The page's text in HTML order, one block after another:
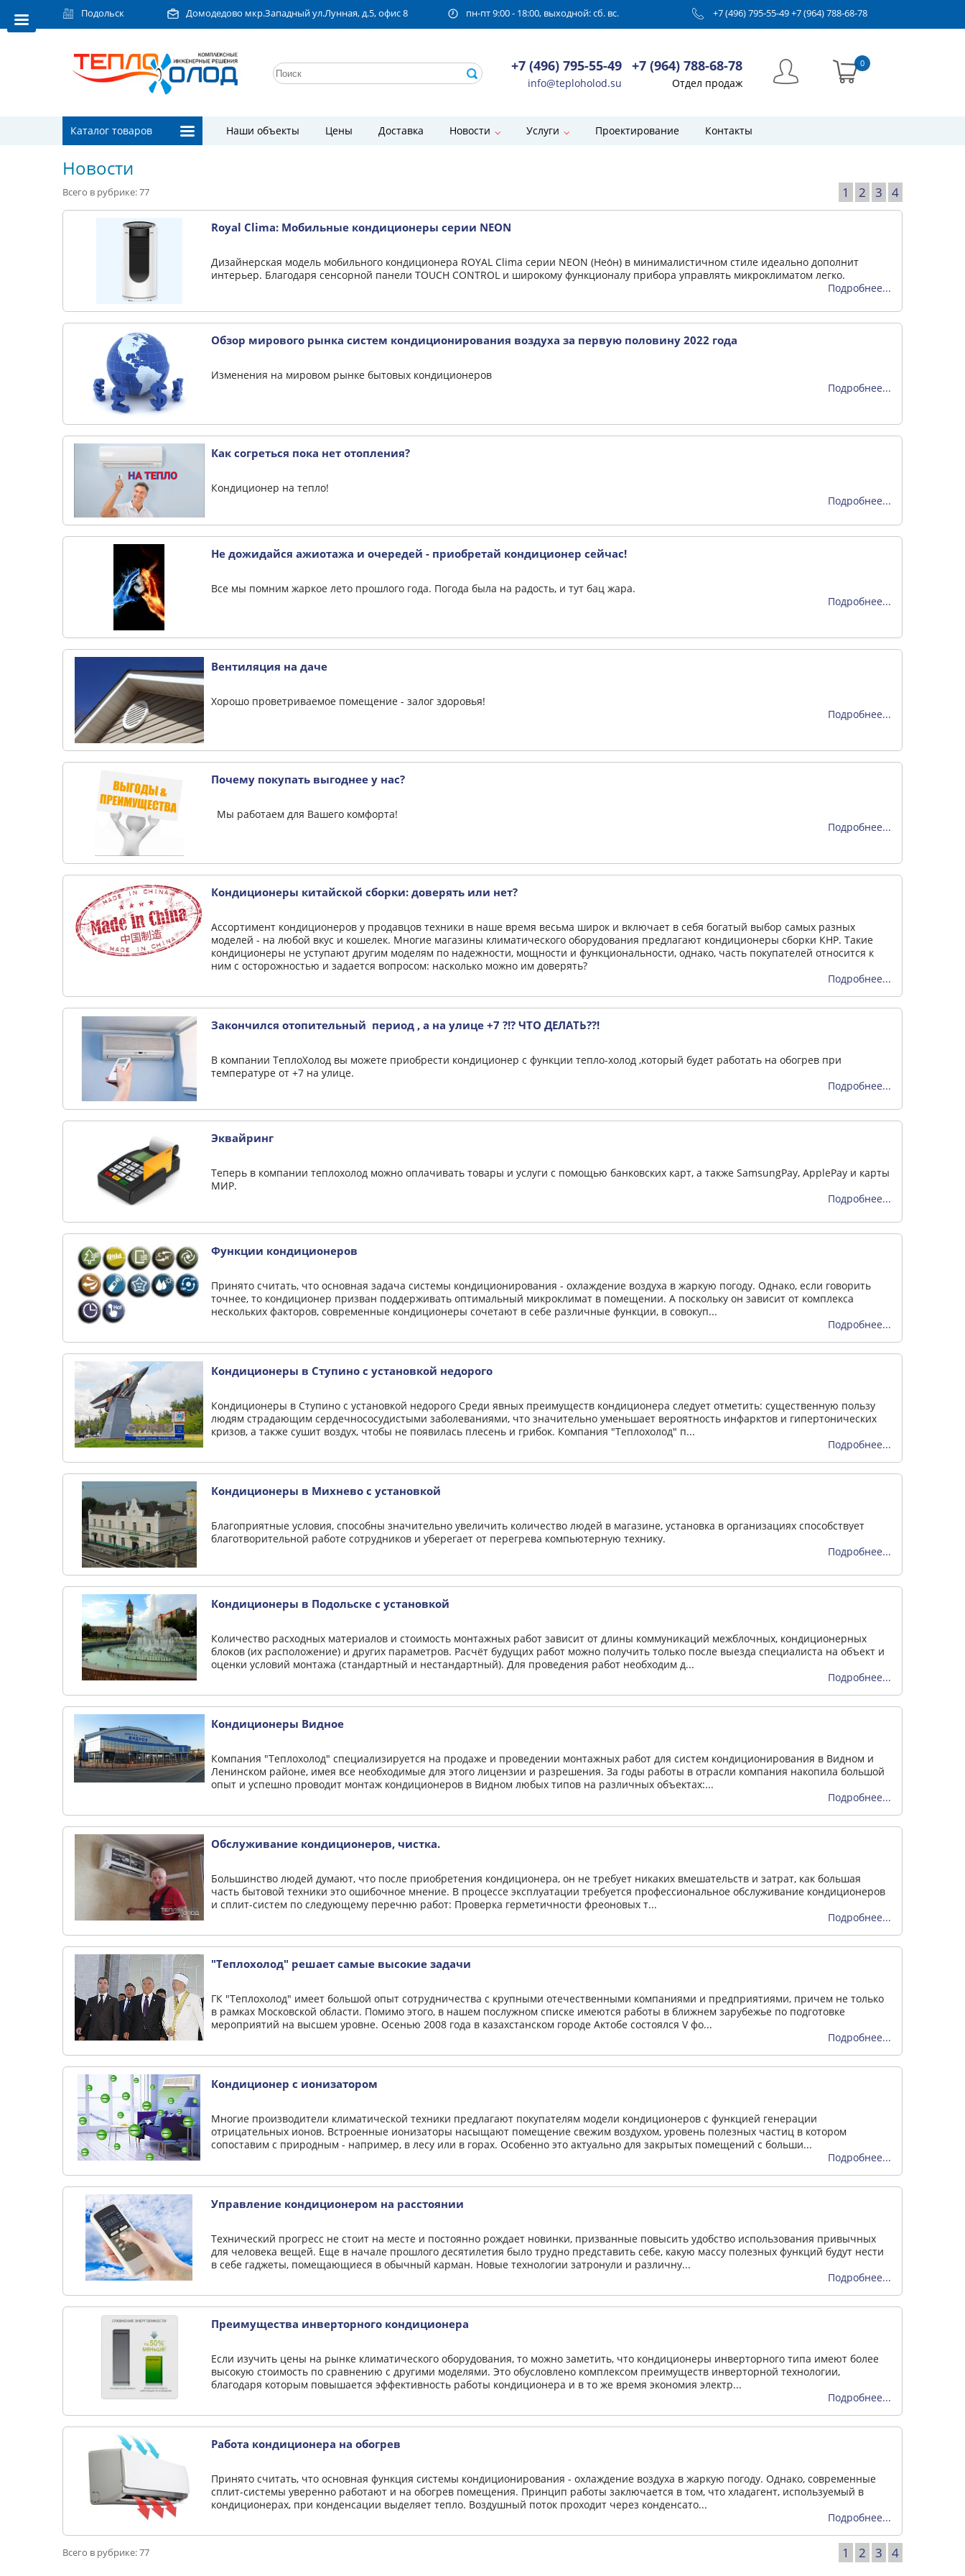
Подольск Домодедово мкр.Западный ул.Лунная, д.5, офис 8 пн-пт 9:00 - 18:00, выходной: сб. вс. +7 (496) 795-55-49+7 (964) 788-68-78
+7 (496) 795-55-49
info@teploholod.su
+7 (964) 788-68-78
Отдел продаж
0
Каталог товаров Наши объекты Цены Доставка Новости Услуги Проектирование Контакты
Новости
Всего в рубрике: 77 1 2 3 4
Royal Clima: Мобильные кондиционеры серии NEON
Дизайнерская модель мобильного кондиционера ROYAL Clima серии NEON (Нео́н) в минималистичном стиле идеально дополнит
интерьер. Благодаря сенсорной панели TOUCH CONTROL и широкому функционалу прибора управлять микроклиматом легко.
Подробнее...
Обзор мирового рынка систем кондиционирования воздуха за первую половину 2022 года
Изменения на мировом рынке бытовых кондиционеров
Подробнее...
Как согреться пока нет отопления?
Кондиционер на тепло!
Подробнее...
Не дожидайся ажиотажа и очередей - приобретай кондиционер сейчас!
Все мы помним жаркое лето прошлого года. Погода была на радость, и тут бац жара.
Подробнее...
Вентиляция на даче
Хорошо проветриваемое помещение - залог здоровья!
Подробнее...
Почему покупать выгоднее у нас?
Мы работаем для Вашего комфорта!
Подробнее...
Кондиционеры китайской сборки: доверять или нет?
Ассортимент кондиционеров у продавцов техники в наше время весьма широк и включает в себя богатый выбор самых разных
моделей - на любой вкус и кошелек. Многие магазины климатического оборудования предлагают кондиционеры сборки КНР. Такие
кондиционеры не уступают другим моделям по надежности, мощности и функциональности, однако, часть покупателей относится к
ним с осторожностью и задается вопросом: насколько можно им доверять?
Подробнее...
Закончился отопительный период , а на улице +7 ?!? ЧТО ДЕЛАТЬ??!
В компании ТеплоХолод вы можете приобрести кондиционер с функции тепло-холод ,который будет работать на обогрев при
температуре от +7 на улице.
Подробнее...
Эквайринг
Теперь в компании теплохолод можно оплачивать товары и услуги с помощью банковских карт, а также SamsungPay, ApplePay и карты
МИР.
Подробнее...
Функции кондиционеров
Принято считать, что основная задача системы кондиционирования - охлаждение воздуха в жаркую погоду. Однако, если говорить
точнее, то кондиционер призван поддерживать оптимальный микроклимат в помещении. А поскольку он зависит от комплекса
нескольких факторов, современные кондиционеры сочетают в себе различные функции, в совокуп...
Подробнее...
Кондиционеры в Ступино с установкой недорого
Кондиционеры в Ступино с установкой недорого Среди явных преимуществ кондиционера следует отметить: существенную пользу
людям страдающим сердечнососудистыми заболеваниями, что значительно уменьшает вероятность инфарктов и гипертонических
кризов, а также сушит воздух, чтобы не появилась плесень и грибок. Компания "Теплохолод" п...
Подробнее...
Кондиционеры в Михнево с установкой
Благоприятные условия, способны значительно увеличить количество людей в магазине, установка в организациях способствует
благотворительной работе сотрудников и уберегает от перегрева компьютерную технику.
Подробнее...
Кондиционеры в Подольске с установкой
Количество расходных материалов и стоимость монтажных работ зависит от длины коммуникаций межблочных, кондиционерных
блоков (их расположение) и других параметров. Расчёт будущих работ можно получить только после выезда специалиста на объект и
оценки условий монтажа (стандартный и нестандартный). Для проведения работ необходим д...
Подробнее...
Кондиционеры Видное
Компания "Теплохолод" специализируется на продаже и проведении монтажных работ для систем кондиционирования в Видном и
Ленинском районе, имея все необходимые для этого лицензии и разрешения. За годы работы в отрасли компания накопила большой
опыт и успешно проводит монтаж кондиционеров в Видном любых типов на различных объектах:...
Подробнее...
Обслуживание кондиционеров, чистка.
Большинство людей думают, что после приобретения кондиционера, он не требует никаких вмешательств и затрат, как большая
часть бытовой техники это ошибочное мнение. В процессе эксплуатации требуется профессиональное обслуживание кондиционеров
и сплит-систем по следующему перечню работ: Проверка герметичности фреоновых т...
Подробнее...
"Теплохолод" решает самые высокие задачи
ГК "Теплохолод" имеет большой опыт сотрудничества с крупными отечественными компаниями и предприятиями, причем не только
в рамках Московской области. Помимо этого, в нашем послужном списке имеются работы в ближнем зарубежье по подготовке
мероприятий на высшем уровне. Осенью 2008 года в казахстанском городе Актобе состоялся V фо...
Подробнее...
Кондиционер с ионизатором
Многие производители климатической техники предлагают покупателям модели кондиционеров с функцией генерации
отрицательных ионов. Встроенные ионизаторы насыщают помещение свежим воздухом, уровень полезных частиц в котором
сопоставим с природным - например, в лесу или в горах. Особенно это актуально для закрытых помещений с больши...
Подробнее...
Управление кондиционером на расстоянии
Технический прогресс не стоит на месте и постоянно рождает новинки, призванные повысить удобство использования привычных
для человека вещей. Еще в начале прошлого десятилетия было трудно представить себе, какую массу полезных функций будут нести
в себе гаджеты, помещающиеся в обычный карман. Новые технологии затронули и различну...
Подробнее...
Преимущества инверторного кондиционера
Если изучить цены на рынке климатического оборудования, то можно заметить, что кондиционеры инверторного типа имеют более
высокую стоимость по сравнению с другими моделями. Это обусловлено комплексом преимуществ инверторной технологии,
благодаря которым повышается эффективность работы кондиционера и в то же время экономия электр...
Подробнее...
Работа кондиционера на обогрев
Принято считать, что основная функция системы кондиционирования - охлаждение воздуха в жаркую погоду. Однако, современные
сплит-системы уверенно работают и на обогрев помещения. Принцип работы заключается в том, что хладагент, используемый в
кондиционерах, при конденсации выделяет тепло. Воздушный поток проходит через конденсато...
Подробнее...
Всего в рубрике: 77 1 2 3 4